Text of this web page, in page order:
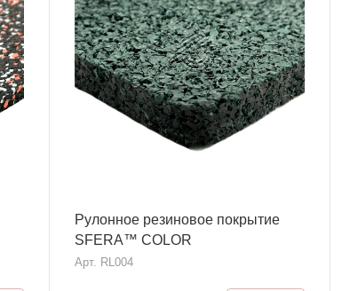
Рулонное резиновое покрытие
SFERA™ COLOR
Арт. RL004